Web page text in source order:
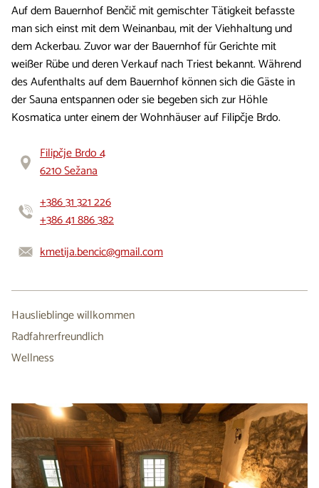
Auf dem Bauernhof Benčič mit gemischter Tätigkeit befasste
man sich einst mit dem Weinanbau, mit der Viehhaltung und
dem Ackerbau. Zuvor war der Bauernhof für Gerichte mit
weißer Rübe und deren Verkauf nach Triest bekannt. Während
des Aufenthalts auf dem Bauernhof können sich die Gäste in
der Sauna entspannen oder sie begeben sich zur Höhle
Kosmatica unter einem der Wohnhäuser auf Filipčje Brdo.
Filipčje Brdo 4
6210 Sežana
+386 31 321 226
+386 41 886 382
kmetija.bencic@gmail.com
Hauslieblinge willkommen
Radfahrerfreundlich
Wellness